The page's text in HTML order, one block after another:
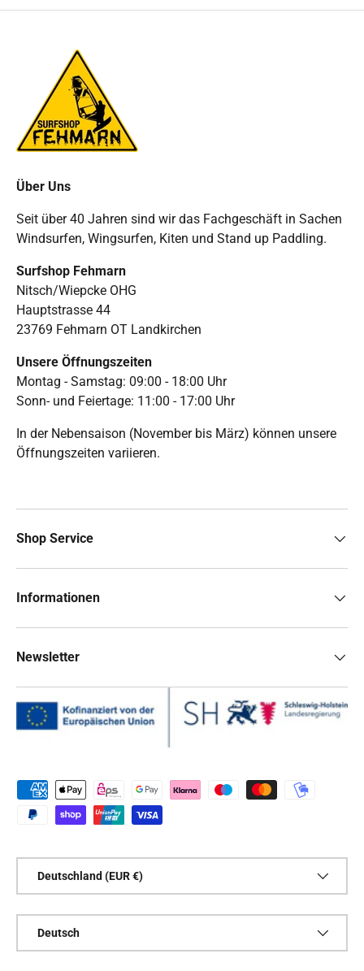
Über Uns
Seit über 40 Jahren sind wir das Fachgeschäft in Sachen
Windsurfen, Wingsurfen, Kiten und Stand up Paddling.
Surfshop Fehmarn
Nitsch/Wiepcke OHG
Hauptstrasse 44
23769 Fehmarn OT Landkirchen
Unsere Öffnungszeiten
Montag - Samstag: 09:00 - 18:00 Uhr
Sonn- und Feiertage: 11:00 - 17:00 Uhr
In der Nebensaison (November bis März) können unsere
Öffnungszeiten variieren.
Shop Service
Informationen
Newsletter
Zahlungsmethoden
Deutschland (EUR €)
Deutsch